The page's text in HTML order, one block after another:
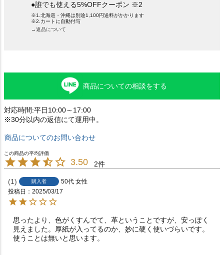
●誰でも使える5%OFFクーポン ※2
※1.北海道・沖縄は別途1,100円送料がかかります
※2.カートに自動付与
→返品について
商品についての相談をする
対応時間:平日10:00～17:00
※30分以内の返信にて運用中。
商品についてのお問い合わせ
3.50 2
1 購入者 50代 女性
投稿日
2025/03/17
思ったより、色がくすんでて、革ということですが、安っぽく
見えました。厚紙が入ってるのか、妙に硬く使いづらいです。
使うことは無いと思います。